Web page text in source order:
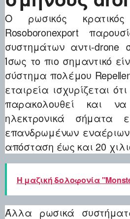
Ο ρωσικός κρατικός
Rosoboronexport
συστημάτων αντι-drone
Ίσως το πιο σημαντικό
σύστημα πολέμου
εταιρεία ισχυρίζεται
παρακολουθεί και
ηλεκτρονικά σήματα
επανδρωμένων
απόσταση έως και 20
Η μαζική δολοφονία
Άλλα ρωσικά